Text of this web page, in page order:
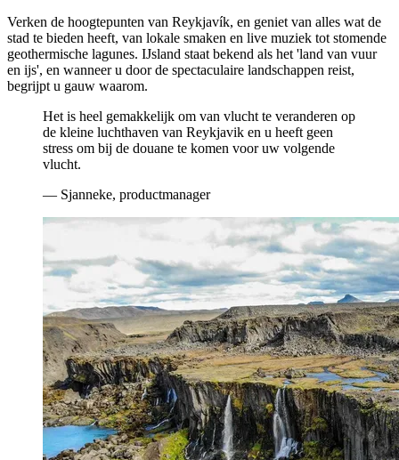
Verken de hoogtepunten van Reykjavík, en geniet van alles wat de
stad te bieden heeft, van lokale smaken en live muziek tot stomende
geothermische lagunes. IJsland staat bekend als het 'land van vuur
en ijs', en wanneer u door de spectaculaire landschappen reist,
begrijpt u gauw waarom.
Het is heel gemakkelijk om van vlucht te veranderen op
de kleine luchthaven van Reykjavik en u heeft geen
stress om bij de douane te komen voor uw volgende
vlucht.
— Sjanneke, productmanager